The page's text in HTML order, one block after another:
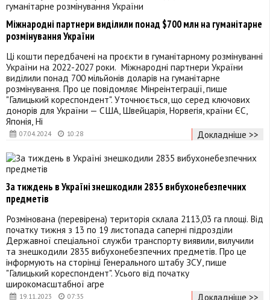
07.04.2024 10:28
Міжнародні партнери виділили понад $700 млн на гуманітарне
розмінування України
Ці кошти передбачені на проєкти в гуманітарному розмінуванні
України на 2022-2027 роки. Міжнародні партнери України
виділили понад 700 мільйонів доларів на гуманітарне
розмінування. Про це повідомляє Мінреінтеграції, пише
"Галицький кореспондент". Уточнюється, що серед ключових
донорів для України — США, Швейцарія, Норвегія, країни ЄС,
Японія, Ні
Докладніше >>
19.11.2023 07:35
За тиждень в Україні знешкодили 2835 вибухонебезпечних
предметів
Розмінована (перевірена) територія склала 2113,03 га площі. Від
початку тижня з 13 по 19 листопада саперні підрозділи
Державної спеціальної служби транспорту виявили, вилучили
та знешкодили 2835 вибухонебезпечних предметів. Про це
інформують на сторінці Генерального штабу ЗСУ, пише
"Галицький кореспондент". Усього від початку
широкомасштабної агре
Докладніше >>